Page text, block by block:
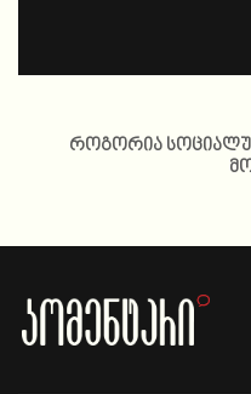
როგორია